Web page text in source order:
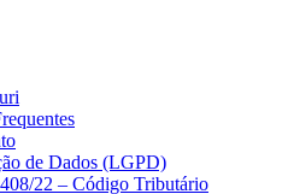
de Dados (LGPD)
22 – Código Tributário